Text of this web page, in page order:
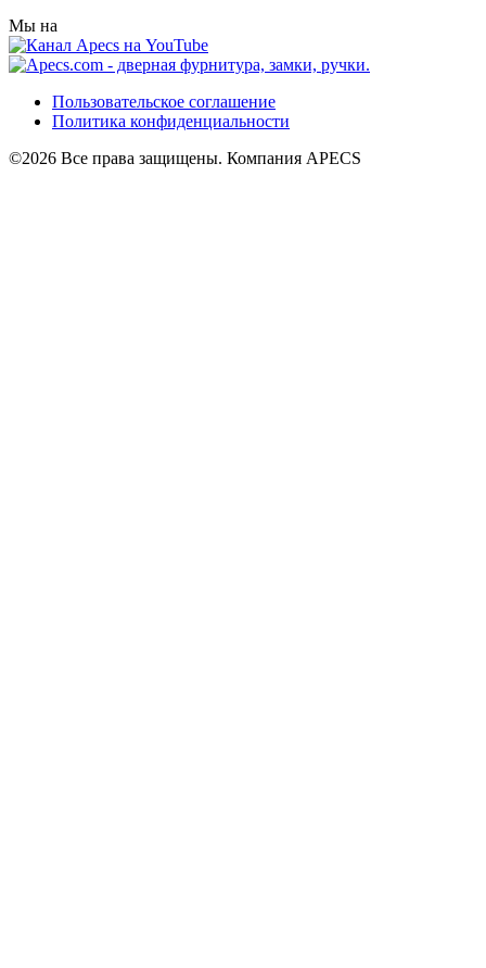
Мы на
Пользовательское соглашение
Политика конфиденциальности
©2026 Все права защищены. Компания APECS